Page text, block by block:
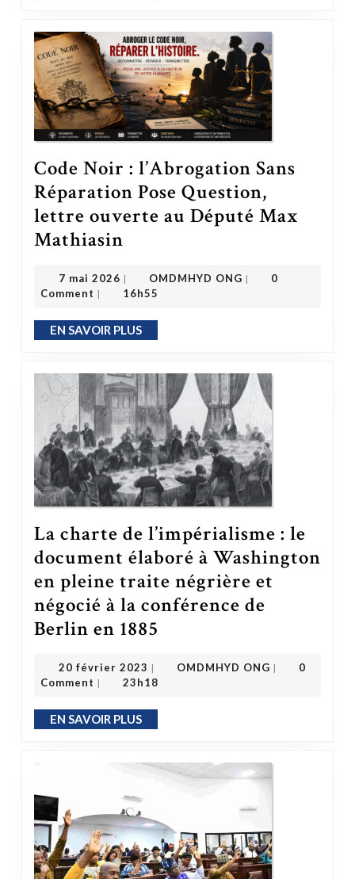
Code Noir : l’Abrogation Sans
Réparation Pose Question,
lettre ouverte au Député Max
Mathiasin
7 mai 2026 | OMDMHYD ONG |
0
Comment | 16h55
EN SAVOIR PLUSEN SAVOIR PLUS
La charte de l’impérialisme : le
document élaboré à Washington
en pleine traite négrière et
négocié à la conférence de
Berlin en 1885
20 février 2023 20 février 2023
| OMDMHYD ONG |
0
Comment | 23h18
EN SAVOIR PLUSEN SAVOIR PLUS